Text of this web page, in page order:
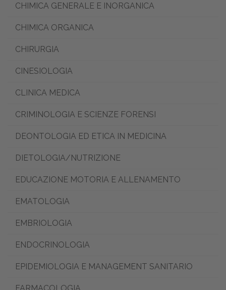
CHIMICA GENERALE E INORGANICA
CHIMICA ORGANICA
CHIRURGIA
CINESIOLOGIA
CLINICA MEDICA
CRIMINOLOGIA E SCIENZE FORENSI
DEONTOLOGIA ED ETICA IN MEDICINA
DIETOLOGIA/NUTRIZIONE
EDUCAZIONE MOTORIA E ALLENAMENTO
EMATOLOGIA
EMBRIOLOGIA
ENDOCRINOLOGIA
EPIDEMIOLOGIA E MANAGEMENT SANITARIO
FARMACOLOGIA